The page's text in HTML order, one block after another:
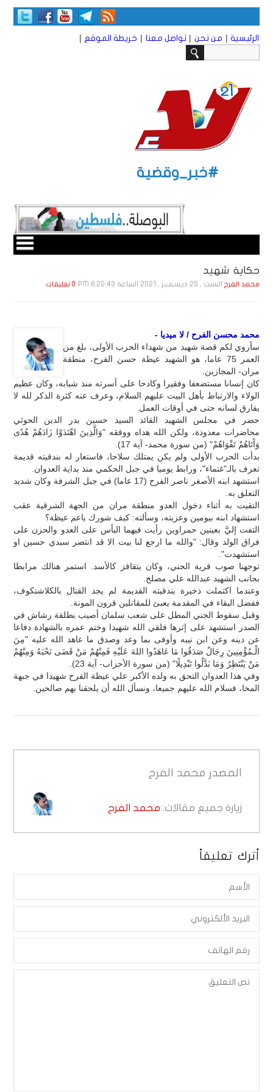
الرئيسية | من نحن | تواصل معنا | خريطة الموقع |
#خبر_وقضية
حكاية شهيد
محمد الفرح السبت , 25 ديـسـمـبـر , 2021 الساعة 6:20:43 PM 0 تعليقات
محمد محسن الفرح / لا ميديا -
سأروي لكم قصة شهيد من شهداء الحرب الأولى، بلغ من
العمر 75 عاما، هو الشهيد عيظة حسن الفرح، منطقة
مران- المجازين.
كان إنسانا مستضعفا وفقيرا وكادحا على أسرته منذ شبابه، وكان عظيم
الولاء والارتباط بأهل البيت عليهم السلام، وعرف عنه كثرة الذكر لله لا
يفارق لسانه حتى في أوقات العمل.
حضر في مجلس الشهيد القائد السيد حسين بدر الدين الحوثي
محاضرات معدودة، ولكن الله هداه ووفقه "وَالَّذِينَ اهْتَدَوْا زَادَهُمْ هُدًى
وَآَتَاهُمْ تَقْوَاهُمْ" (من سورة محمد- آية 17).
بدأت الحرب الأولى ولم يكن يمتلك سلاحا، فاستعار له بندقيته قديمة
تعرف بالـ"غتماء"، ورابط يوميا في جبل الحكمي منذ بداية العدوان.
استشهد ابنه الأصغر ناصر الفرح (17 عاما) في جبل الشرفة وكان شديد
التعلق به.
التقيت به أثناء دخول العدو منطقة مران من الجهة الشرقية عقب
استشهاد ابنه بيومين وعزيته، وسألته: كيف شورك ياعم عيظة؟
التفت إليَّ بعينين حمراوين رأيت فيهما البأس على العدو والحزن على
فراق الولد وقال: "والله ما ارجع لنا بيت الا قد انتصر سيدي حسين او
استشهدت".
توجهنا صوب قرية الجني، وكان يتقافز كالأسد. استمر هنالك مرابطا
بجانب الشهيد عبدالله علي مصلح.
وعندما اكتملت ذخيرة بندقيته القديمة لم يجد القتال بالكلاشنكوف،
ففضل البقاء في المقدمة يعبئ للمقاتلين قرون المونة.
وقبل سقوط الجني المطل على شعب سلمان أصيب بطلقة رشاش في
الصدر استشهد على إثرها فلقي الله شهيدا وختم عمره بالشهادة دفاعا
عن دينه وعن ابن نبيه وأوفى بما وعد وصدق ما عاهد الله عليه "مِنَ
الْـمُؤْمِنِينَ رِجَالٌ صَدَقُوا مَا عَاهَدُوا اللهَ عَلَيْهِ فَمِنْهُمْ مَنْ قَضَى نَحْبَهُ وَمِنْهُمْ
مَنْ يَنْتَظِرُ وَمَا بَدَّلُوا تَبْدِيلًا" (من سورة الأحزاب- آية 23).
وفي هذا العدوان التحق به ولده الأكبر علي عيظة الفرح شهيدا في جبهة
المخا، فسلام الله عليهم جميعا، ونسأل الله أن يلحقنا بهم صالحين.
المصدر محمد الفرح
زيارة جميع مقالات: محمد الفرح
أترك تعليقاً